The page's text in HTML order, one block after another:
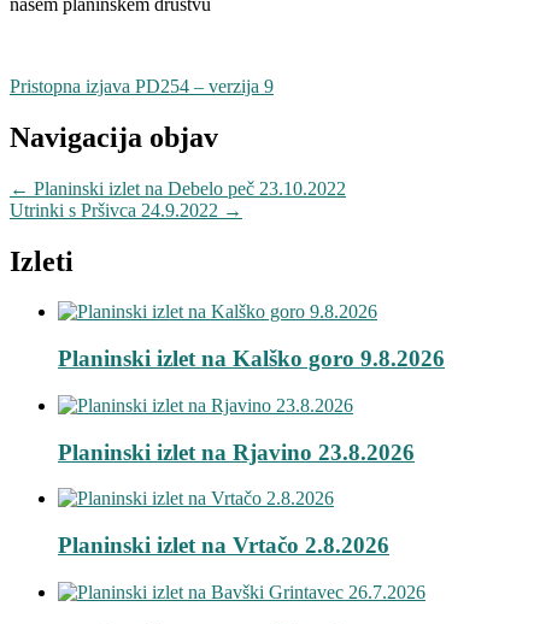
Pristopna izjava PD254 – verzija 9
Navigacija objav
← Planinski izlet na Debelo peč 23.10.2022
Utrinki s Pršivca 24.9.2022 →
Izleti
Planinski izlet na Kalško goro 9.8.2026
Planinski izlet na Rjavino 23.8.2026
Planinski izlet na Vrtačo 2.8.2026